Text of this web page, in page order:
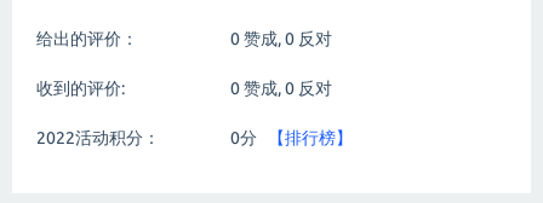
给出的评价： 0赞成,0 反对
收到的评价: 0赞成,0 反对
2022活动积分： 0分 【排行榜】